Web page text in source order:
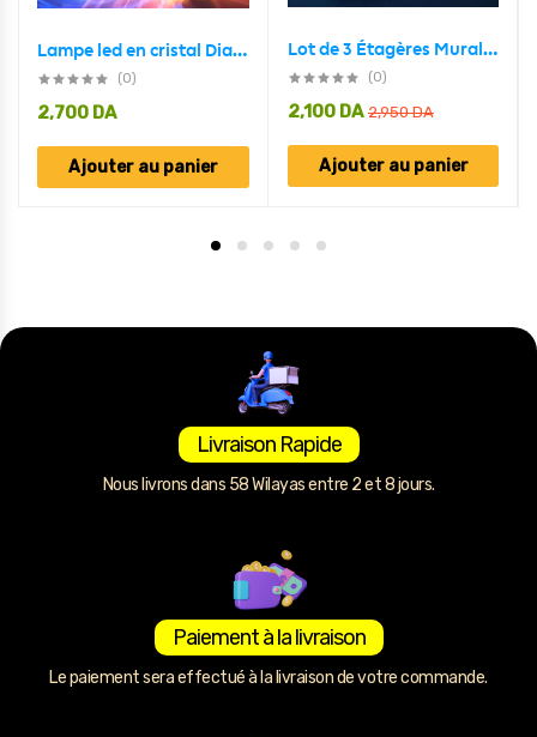
Lampe led en cristal Diamant style RGB 16 Couleurs
(0)
2,700 DA
Ajouter au panier
Lot de 3 Étagères Murales Décorative – Bois – Hexagonale
(0)
2,950DA
2,100 DA
Ajouter au panier
Livraison Rapide
Nous livrons dans 58 Wilayas entre 2 et 8 jours.
Paiement à la livraison
Le paiement sera effectué à la livraison de votre commande.